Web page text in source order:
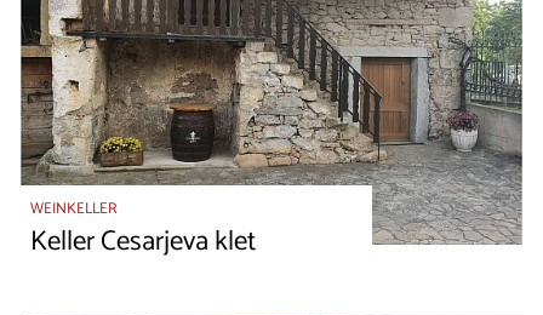
WEINKELLER
Keller Cesarjeva klet